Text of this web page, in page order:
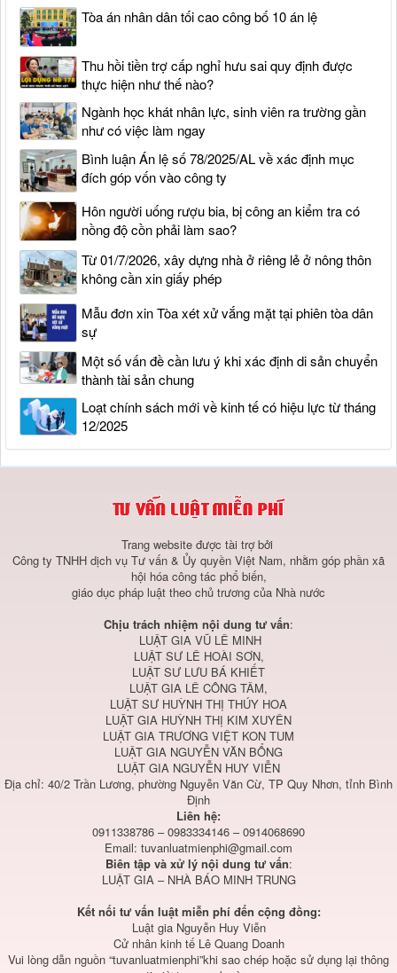
Tòa án nhân dân tối cao công bố 10 án lệ
Thu hồi tiền trợ cấp nghỉ hưu sai quy định được
thực hiện như thế nào?
Ngành học khát nhân lực, sinh viên ra trường gần
như có việc làm ngay
Bình luận Án lệ số 78/2025/AL về xác định mục
đích góp vốn vào công ty
Hôn người uống rượu bia, bị công an kiểm tra có
nồng độ cồn phải làm sao?
Từ 01/7/2026, xây dựng nhà ở riêng lẻ ở nông thôn
không cần xin giấy phép
Mẫu đơn xin Tòa xét xử vắng mặt tại phiên tòa dân
sự
Một số vấn đề cần lưu ý khi xác định di sản chuyển
thành tài sản chung
Loạt chính sách mới về kinh tế có hiệu lực từ tháng
12/2025
Trang website được tài trợ bởi
Công ty TNHH dịch vụ Tư vấn & Ủy quyền Việt Nam, nhằm góp phần xã
hội hóa công tác phổ biến,
giáo dục pháp luật theo chủ trương của Nhà nước
Chịu trách nhiệm nội dung tư vấn:
LUẬT GIA VŨ LÊ MINH
LUẬT SƯ LÊ HOÀI SƠN,
LUẬT SƯ LƯU BÁ KHIẾT
LUẬT GIA LÊ CÔNG TÂM,
LUẬT SƯ HUỲNH THỊ THÚY HOA
LUẬT GIA HUỲNH THỊ KIM XUYÊN
LUẬT GIA TRƯƠNG VIỆT KON TUM
LUẬT GIA NGUYỄN VĂN BỔNG
LUẬT GIA NGUYỄN HUY VIỄN
Địa chỉ: 40/2 Trần Lương, phường Nguyễn Văn Cừ, TP Quy Nhơn, tỉnh Bình
Định
Liên hệ:
0911338786 – 0983334146 – 0914068690
Email: tuvanluatmienphi@gmail.com
Biên tập và xử lý nội dung tư vấn:
LUẬT GIA – NHÀ BÁO MINH TRUNG
Kết nối tư vấn luật miễn phí đến cộng đồng:
Luật gia Nguyễn Huy Viễn
Cử nhân kinh tế Lê Quang Doanh
Vui lòng dẫn nguồn “tuvanluatmienphi”khi sao chép hoặc sử dụng lại thông